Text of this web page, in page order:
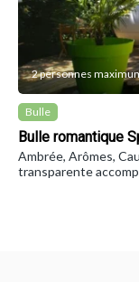
2 personnes
Bulle
Bulle romantique
Ambrée, Arômes,
transparente